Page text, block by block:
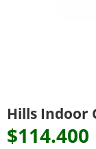
Hills Indoor
$114.400